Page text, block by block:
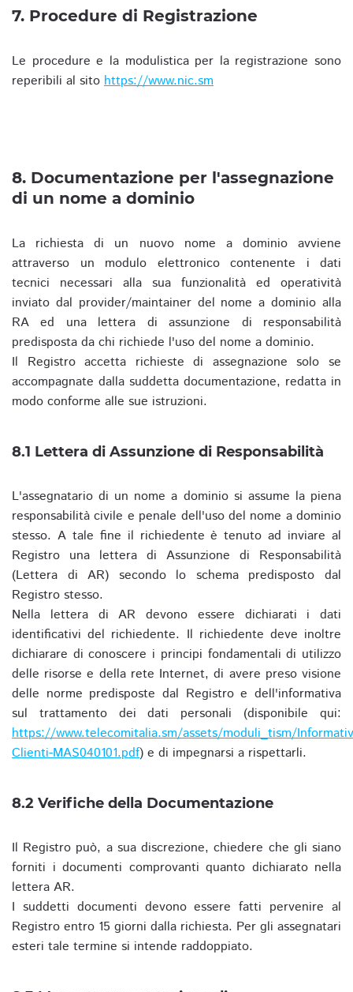
7. Procedure di Registrazione
Le procedure e la modulistica per la registrazione sono
reperibili al sito https://www.nic.sm
8. Documentazione per l'assegnazione
di un nome a dominio
La richiesta di un nuovo nome a dominio avviene
attraverso un modulo elettronico contenente i dati
tecnici necessari alla sua funzionalità ed operatività
inviato dal provider/maintainer del nome a dominio alla
RA ed una lettera di assunzione di responsabilità
predisposta da chi richiede l'uso del nome a dominio.
Il Registro accetta richieste di assegnazione solo se
accompagnate dalla suddetta documentazione, redatta in
modo conforme alle sue istruzioni.
8.1 Lettera di Assunzione di Responsabilità
L'assegnatario di un nome a dominio si assume la piena
responsabilità civile e penale dell'uso del nome a dominio
stesso. A tale fine il richiedente è tenuto ad inviare al
Registro una lettera di Assunzione di Responsabilità
(Lettera di AR) secondo lo schema predisposto dal
Registro stesso.
Nella lettera di AR devono essere dichiarati i dati
identificativi del richiedente. Il richiedente deve inoltre
dichiarare di conoscere i principi fondamentali di utilizzo
delle risorse e della rete Internet, di avere preso visione
delle norme predisposte dal Registro e dell'informativa
sul trattamento dei dati personali (disponibile qui:
https://www.telecomitalia.sm/assets/moduli_tism/
Clienti-MAS040101.pdf) e di impegnarsi a rispettarli.
8.2 Verifiche della Documentazione
Il Registro può, a sua discrezione, chiedere che gli siano
forniti i documenti comprovanti quanto dichiarato nella
lettera AR.
I suddetti documenti devono essere fatti pervenire al
Registro entro 15 giorni dalla richiesta. Per gli assegnatari
esteri tale termine si intende raddoppiato.